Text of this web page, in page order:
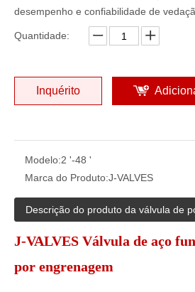
desempenho e confiabilidade de
Quantidade:
Inquérito
Modelo:2 '-48 '
Marca do Produto:J-VALVES
Descrição do produto da válvula de
J-VALVES Válvula de aço
por engrenagem